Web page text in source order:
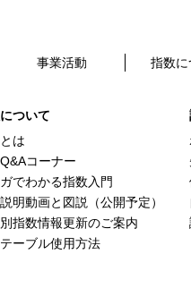
事業活動 指数に
will appear here.
ついて
は
コーナー
でわかる指数入門
明動画と図説（公開予定）
指数情報更新のご案内
ーブル使用方法